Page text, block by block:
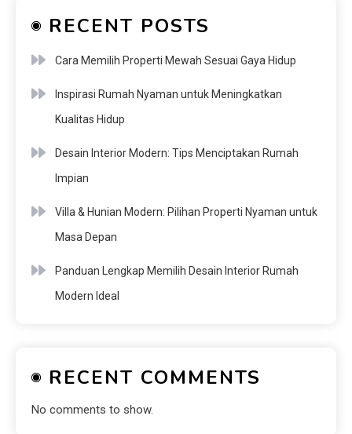
RECENT POSTS
Cara Memilih Properti Mewah Sesuai Gaya Hidup
Inspirasi Rumah Nyaman untuk Meningkatkan
Kualitas Hidup
Desain Interior Modern: Tips Menciptakan Rumah
Impian
Villa & Hunian Modern: Pilihan Properti Nyaman untuk
Masa Depan
Panduan Lengkap Memilih Desain Interior Rumah
Modern Ideal
RECENT COMMENTS
No comments to show.